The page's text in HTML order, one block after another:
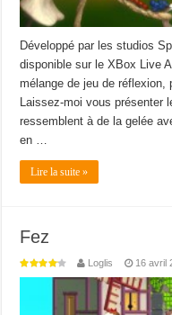
Développé par les studios
disponible sur le XBox Live
mélange de jeu de
Laissez-moi vous présenter
ressemblent à de la gelée
en …
Lire la suite »
Fez
Loglis 16 avril